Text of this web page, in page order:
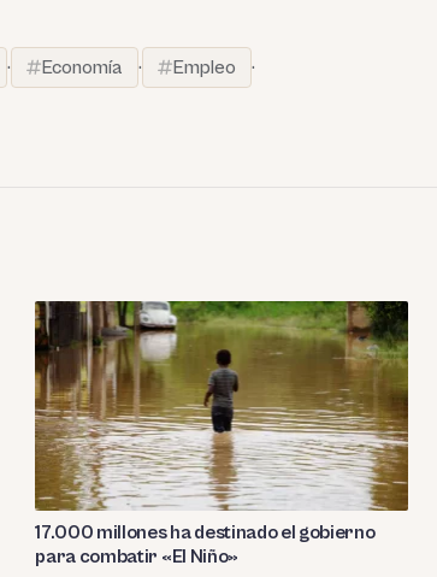
· Economía · Empleo
·
17.000 millones ha destinado el gobierno
para combatir «El Niño»